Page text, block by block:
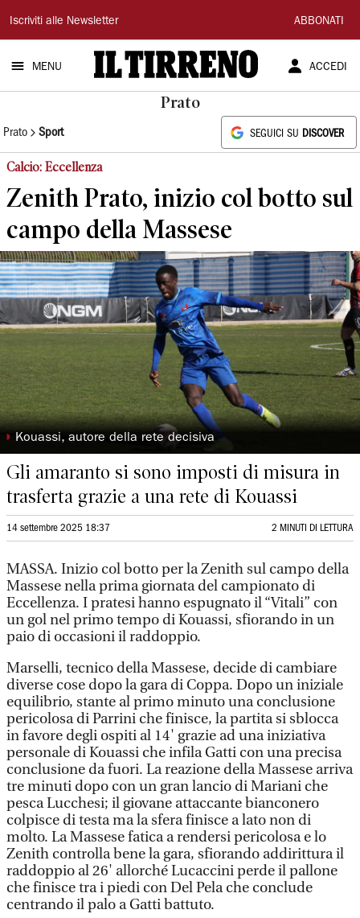
Il
Tirreno
Iscriviti alle Newsletter ABBONATI
MENU ACCEDI
Prato
Prato Sport SEGUICI SU DISCOVER
Calcio: Eccellenza
Zenith Prato, inizio col botto sul
campo della Massese
◗ Kouassi, autore della rete decisiva
Gli amaranto si sono imposti di misura in
trasferta grazie a una rete di Kouassi
14 settembre 2025 18:37 2 MINUTI DI LETTURA
MASSA. Inizio col botto per la Zenith sul campo della
Massese nella prima giornata del campionato di
Eccellenza. I pratesi hanno espugnato il “Vitali” con
un gol nel primo tempo di Kouassi, sfiorando in un
paio di occasioni il raddoppio.
Marselli, tecnico della Massese, decide di cambiare
diverse cose dopo la gara di Coppa. Dopo un iniziale
equilibrio, stante al primo minuto una conclusione
pericolosa di Parrini che finisce, la partita si sblocca
in favore degli ospiti al 14' grazie ad una iniziativa
personale di Kouassi che infila Gatti con una precisa
conclusione da fuori. La reazione della Massese arriva
tre minuti dopo con un gran lancio di Mariani che
pesca Lucchesi; il giovane attaccante bianconero
colpisce di testa ma la sfera finisce a lato non di
molto. La Massese fatica a rendersi pericolosa e lo
Zenith controlla bene la gara, sfiorando addirittura il
raddoppio al 26' allorché Lucaccini perde il pallone
che finisce tra i piedi con Del Pela che conclude
centrando il palo a Gatti battuto.